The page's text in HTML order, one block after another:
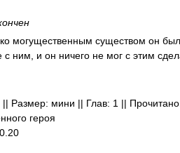
могущественным существом он
ним, и он ничего не мог с этим
мини || Глав: 1 ||
героя